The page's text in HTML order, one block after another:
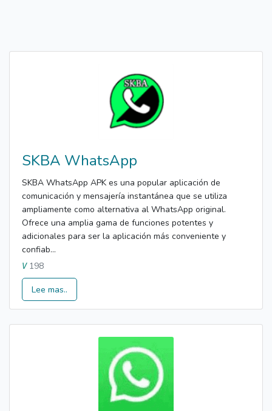
SKBA WhatsApp
SKBA WhatsApp APK es una popular aplicación de
comunicación y mensajería instantánea que se utiliza
ampliamente como alternativa al WhatsApp original.
Ofrece una amplia gama de funciones potentes y
adicionales para ser la aplicación más conveniente y
confiab...
V198
Lee mas..